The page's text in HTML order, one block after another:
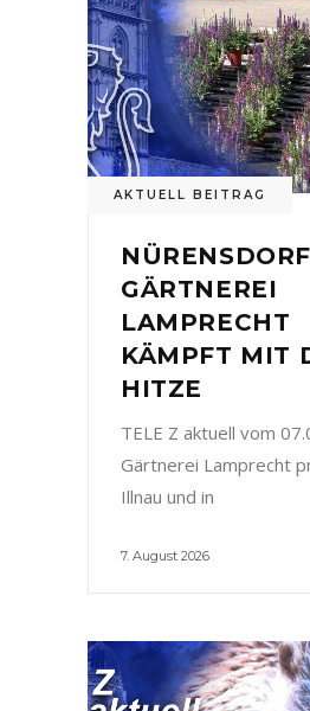
AKTUELL BEITRAG
GÄRTNEREI
LAMPRECHT
KÄMPFT MIT
HITZE
TELE Z aktuell vom
Gärtnerei Lamprecht
Illnau und in
7. August 2026